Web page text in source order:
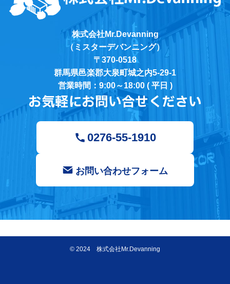
株式会社Mr.Devanning
（ミスターデバンニング）
〒370-0518
群馬県邑楽郡大泉町城之内5-29-1
営業時間：9:00～18:00 ( 平日 )
お気軽にお問い合せください
0276-55-1910
お問い合わせフォーム
© 2024 株式会社Mr.Devanning